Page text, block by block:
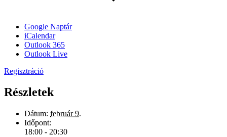
Google Naptár
iCalendar
Outlook 365
Outlook Live
Regisztráció
Részletek
Dátum: február 9.
Időpont:
18:00 - 20:30